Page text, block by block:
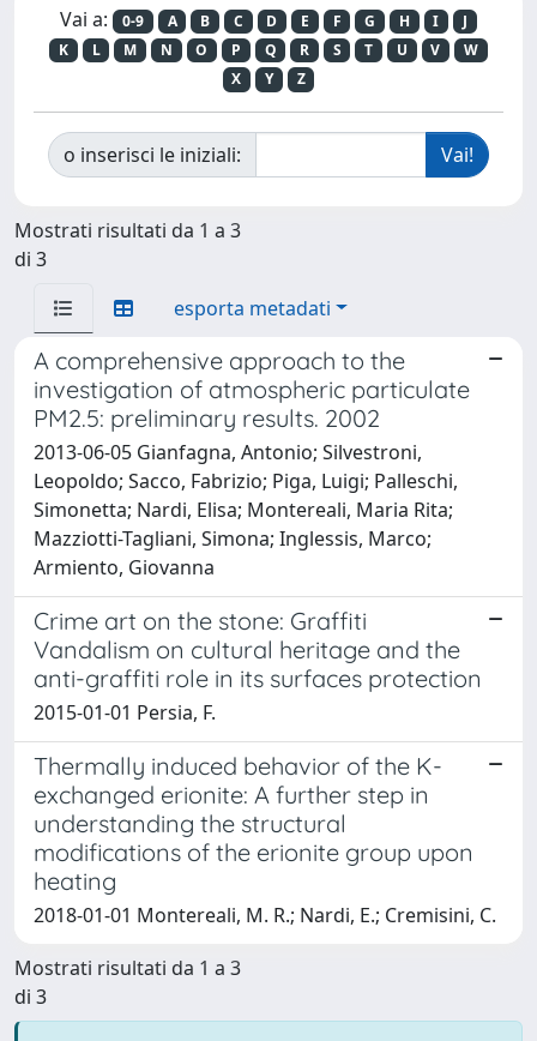
Vai a: 0-9 A B C D E F G H I
J
K
L M N O P Q R S T U V
W
X
Y Z
o inserisci le iniziali:
Mostrati risultati da 1 a 3
di 3
esporta metadati
A comprehensive approach to the
investigation of atmospheric particulate
PM2.5: preliminary results. 2002
2013-06-05 Gianfagna, Antonio; Silvestroni,
Leopoldo; Sacco, Fabrizio; Piga, Luigi; Palleschi,
Simonetta; Nardi, Elisa; Montereali, Maria Rita;
Mazziotti-Tagliani, Simona; Inglessis, Marco;
Armiento, Giovanna
Crime art on the stone: Graffiti
Vandalism on cultural heritage and the
anti-graffiti role in its surfaces protection
2015-01-01 Persia, F.
Thermally induced behavior of the K-
exchanged erionite: A further step in
understanding the structural
modifications of the erionite group upon
heating
2018-01-01 Montereali, M. R.; Nardi, E.; Cremisini, C.
Mostrati risultati da 1 a 3
di 3